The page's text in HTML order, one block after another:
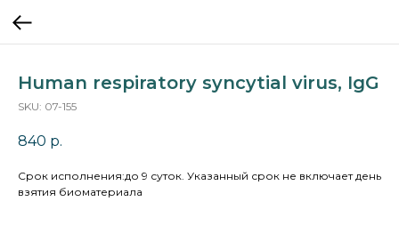
Human respiratory syncytial virus, IgG
SKU: 07-155
840 р.
Cрок исполнения:до 9 суток. Указанный срок не включает день
взятия биоматериала